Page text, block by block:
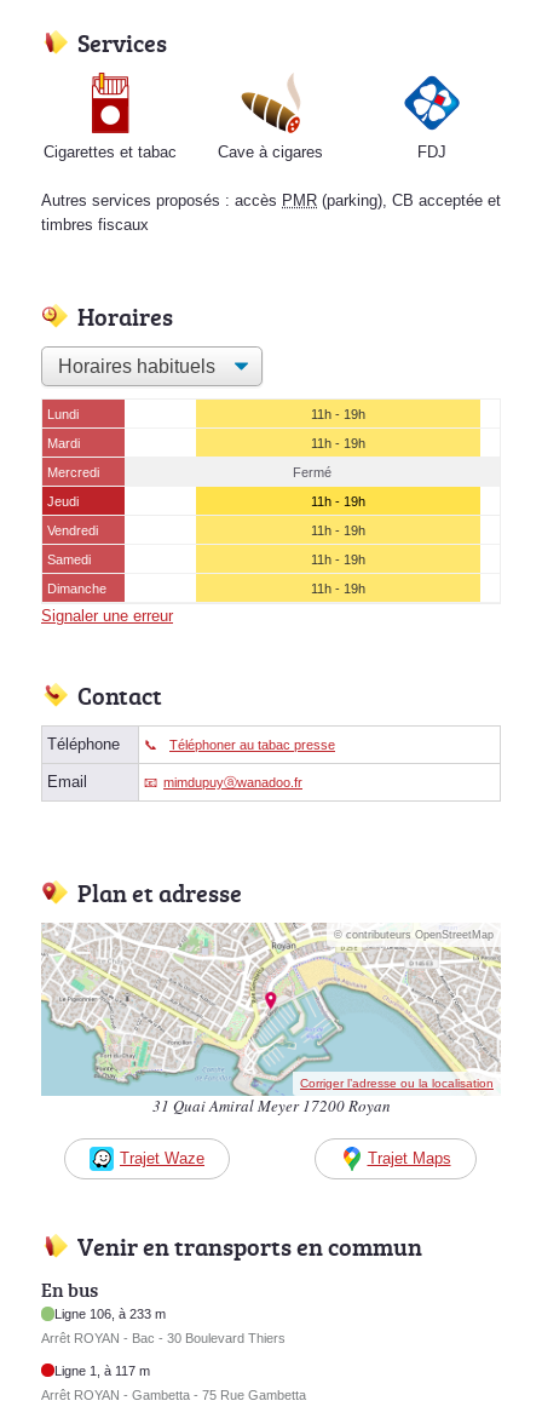
Services
Cigarettes et tabac Cave à cigares FDJ
Autres services proposés : accès PMR (parking), CB acceptée et
timbres fiscaux
Horaires
Lundi
11h - 19h
Mardi
11h - 19h
Mercredi
Fermé
Jeudi
11h - 19h
Vendredi
11h - 19h
Samedi
11h - 19h
Dimanche
11h - 19h
Signaler une erreur
Contact
Téléphone Téléphoner au tabac presse
Email mimdupuyⓐwanadoo.fr
Plan et adresse
© contributeurs OpenStreetMap
Corriger l’adresse ou la localisation
31 Quai Amiral Meyer 17200 Royan
Trajet Waze Trajet Maps
Venir en transports en commun
En bus
Ligne 106, à 233 m
Arrêt ROYAN - Bac - 30 Boulevard Thiers
Ligne 1, à 117 m
Arrêt ROYAN - Gambetta - 75 Rue Gambetta